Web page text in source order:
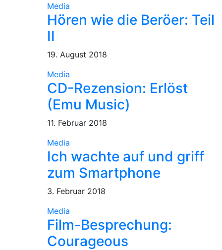
Media
Hören wie die Beröer: Teil
II
19. August 2018
Media
CD-Rezension: Erlöst
(Emu Music)
11. Februar 2018
Media
Ich wachte auf und griff
zum Smartphone
3. Februar 2018
Media
Film-Besprechung:
Courageous